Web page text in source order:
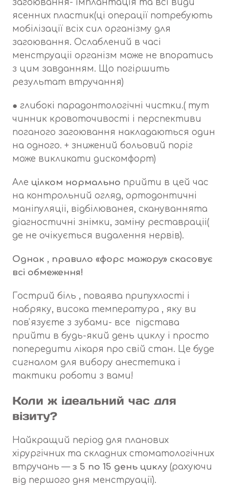
загоювання- імплантація та всі види
ясенних пластик(ці операції потребують
мобілізації всіх сил організму для
загоювання. Ослаблений в часі
менструаціі організм може не впоратись
з цим завданням. Що погіршить
результат втручання)
● глибокі парадонтологічні чистки.( тут
чинник кровоточивості і перспективи
поганого загоювання накладаються один
на одного. + знижений больовий поріг
може викликати дискомфорт)
Але цілком нормально прийти в цей час
на контрольний огляд, ортодонтичні
маніпуляціі, відбілюванея, скануваннята
діагностичні знімки, заміну реставраціі(
де не очікується видалення нервів).
Однак , правило «форс мажору» скасовує
всі обмеження!
Гострий біль , поваява припухлості і
набряку, висока температура , яку ви
повʼязуєте з зубами- все підстава
прийти в будь-який день циклу і просто
попередити лікаря про свій стан. Це буде
сигналом для вибору анестетика і
тактики роботи з вами!
Коли ж ідеальний час для
візиту?
Найкращий період для планових
хірургічних та складних стоматологічних
втручань — з 5 по 15 день циклу (рахуючи
від першого дня менструації).